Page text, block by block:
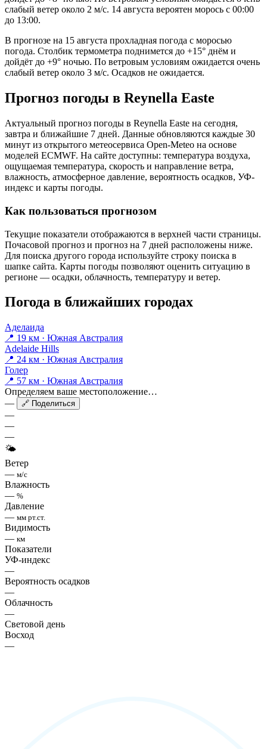
слабый ветер около 2 м/с. 14 августа вероятен морось с 00:00
до 13:00.
В прогнозе на 15 августа прохладная погода с моросью
погода. Столбик термометра поднимется до +15° днём и
дойдёт до +9° ночью. По ветровым условиям ожидается очень
слабый ветер около 3 м/с. Осадков не ожидается.
Прогноз погоды в Reynella Eastе
Актуальный прогноз погоды в Reynella Eastе на сегодня,
завтра и ближайшие 7 дней. Данные обновляются каждые 30
минут из открытого метеосервиса Open-Meteo на основе
моделей ECMWF. На сайте доступны: температура воздуха,
ощущаемая температура, скорость и направление ветра,
влажность, атмосферное давление, вероятность осадков, УФ-
индекс и карты погоды.
Как пользоваться прогнозом
Текущие показатели отображаются в верхней части страницы.
Почасовой прогноз и прогноз на 7 дней расположены ниже.
Для поиска другого города используйте строку поиска в
шапке сайта. Карты погоды позволяют оценить ситуацию в
регионе — осадки, облачность, температуру и ветер.
Погода в ближайших городах
Аделаида
📍 19 км · Южная Австралия
Adelaide Hills
📍 24 км · Южная Австралия
Голер
📍 57 км · Южная Австралия
Определяем ваше местоположение…
—
🔗 Поделиться
—
—
—
🌤
Ветер
— м/с
Влажность
— %
Давление
— мм рт.ст.
Видимость
— км
Показатели
УФ-индекс
—
Вероятность осадков
—
Облачность
—
Световой день
Восход
—